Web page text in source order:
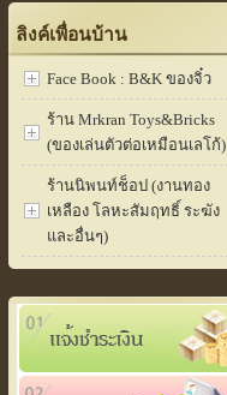
ลิงค์เพื่อนบ้าน
Face Book : B&K ของจิ๋ว
ร้าน Mrkran Toys&Bricks
(ของเล่นตัวต่อเหมือนเลโก้)
ร้านนิพนท์ช็อป (งานทอง
เหลือง โลหะสัมฤทธิ์ ระฆัง
และอื่นๆ)